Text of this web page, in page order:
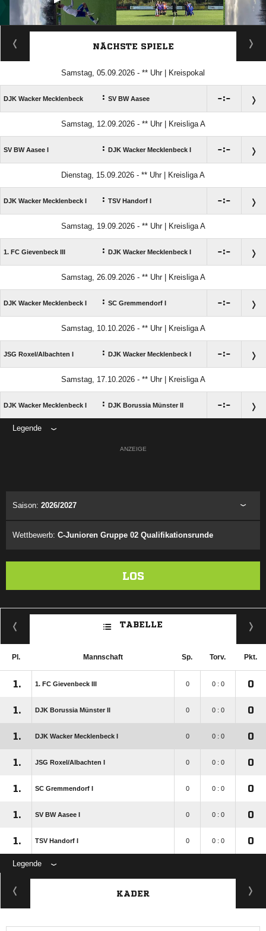
ANZEIGE
NÄCHSTE SPIELE
Samstag, 05.09.2026 - ** Uhr | Kreispokal
DJK Wacker Mecklenbeck : SV BW Aasee :
Samstag, 12.09.2026 - ** Uhr | Kreisliga A
SV BW Aasee I : DJK Wacker Mecklenbeck I :
Dienstag, 15.09.2026 - ** Uhr | Kreisliga A
DJK Wacker Mecklenbeck I : TSV Handorf I :
Samstag, 19.09.2026 - ** Uhr | Kreisliga A
1. FC Gievenbeck III : DJK Wacker Mecklenbeck I :
Samstag, 26.09.2026 - ** Uhr | Kreisliga A
DJK Wacker Mecklenbeck I : SC Gremmendorf I :
Samstag, 10.10.2026 - ** Uhr | Kreisliga A
JSG Roxel/​Albachten I : DJK Wacker Mecklenbeck I :
Samstag, 17.10.2026 - ** Uhr | Kreisliga A
DJK Wacker Mecklenbeck I : DJK Borussia Münster II :
Legende
ANZEIGE
Saison: 2026/2027
Wettbewerb: C-Junioren Gruppe 02 Qualifikationsrunde
LOS
TABELLE
Pl. Mannschaft Sp. Torv. Pkt.
1. 1. FC Gievenbeck III 0 0 : 0 0
1. DJK Borussia Münster II 0 0 : 0 0
1. DJK Wacker Mecklenbeck I 0 0 : 0 0
1. JSG Roxel/​Albachten I 0 0 : 0 0
1. SC Gremmendorf I 0 0 : 0 0
1. SV BW Aasee I 0 0 : 0 0
1. TSV Handorf I 0 0 : 0 0
Legende
KADER